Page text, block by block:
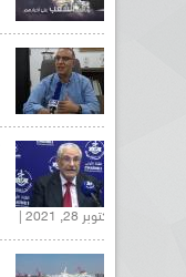
أكتوبر 28, 2021 |